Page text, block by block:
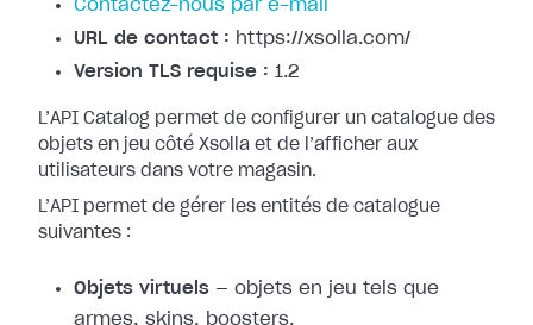
Contactez-nous par e-mail
URL de contact : https://xsolla.com/
Version TLS requise : 1.2
L’API Catalog permet de configurer un catalogue des
objets en jeu côté Xsolla et de l’afficher aux
utilisateurs dans votre magasin.
L’API permet de gérer les entités de catalogue
suivantes :
Objets virtuels — objets en jeu tels que
armes, skins, boosters.